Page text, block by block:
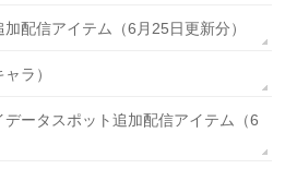
配信アイテム（6月25日更新分）
ラ）
データスポット追加配信アイテム（6